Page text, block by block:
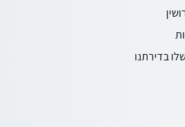
בדירתנו